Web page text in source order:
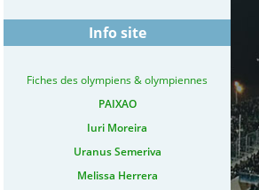
Info site
Fiches des olympiens & olympiennes
PAIXAO
Iuri Moreira
Uranus Semeriva
Melissa Herrera